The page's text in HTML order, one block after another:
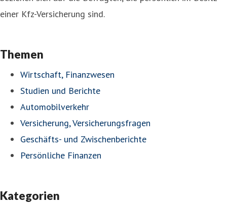
einer Kfz-Versicherung sind.
Themen
Wirtschaft, Finanzwesen
Studien und Berichte
Automobilverkehr
Versicherung, Versicherungsfragen
Geschäfts- und Zwischenberichte
Persönliche Finanzen
Kategorien